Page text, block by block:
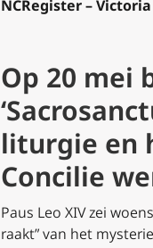
NCRegister –
Op 20 mei
liturgie en
Concilie
Paus Leo XIV zei
raakt” van het